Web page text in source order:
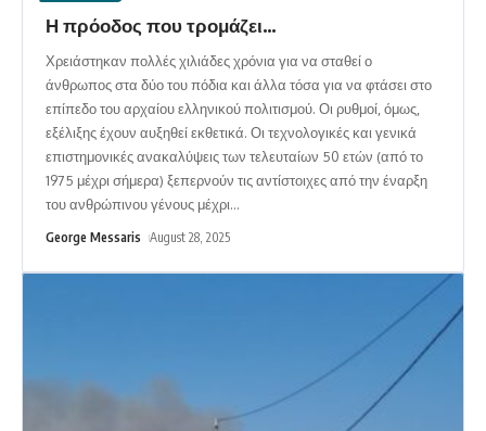
Η πρόοδος που τρομάζει…
Χρειάστηκαν πολλές χιλιάδες χρόνια για να σταθεί ο
άνθρωπος στα δύο του πόδια και άλλα τόσα για να φτάσει στο
επίπεδο του αρχαίου ελληνικού πολιτισμού. Οι ρυθμοί, όμως,
εξέλιξης έχουν αυξηθεί εκθετικά. Οι τεχνολογικές και γενικά
επιστημονικές ανακαλύψεις των τελευταίων 50 ετών (από το
1975 μέχρι σήμερα) ξεπερνούν τις αντίστοιχες από την έναρξη
του ανθρώπινου γένους μέχρι…
George Messaris August 28, 2025